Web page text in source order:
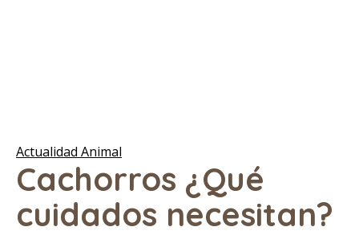
Actualidad Animal
Cachorros ¿Qué
cuidados necesitan?